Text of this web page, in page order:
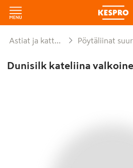
Astiat ja kattaus Pöytäliinat
Dunisilk kateliina